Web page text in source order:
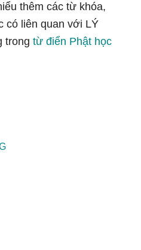
thêm các từ khóa,
có liên quan với LÝ
trongtừ điển Phật học